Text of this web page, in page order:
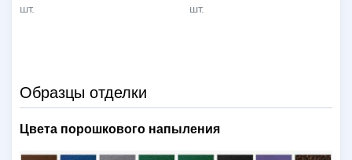
шт.
шт.
Образцы отделки
Цвета порошкового напыления